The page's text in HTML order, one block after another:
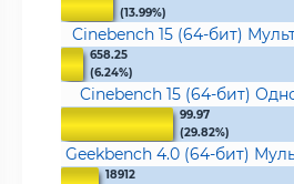
(13.99%)
Cinebench 15 (64-бит)
658.25
(6.24%)
Cinebench 15 (64-бит)
99.97
(29.82%)
Geekbench 4.0 (64-бит)
18912